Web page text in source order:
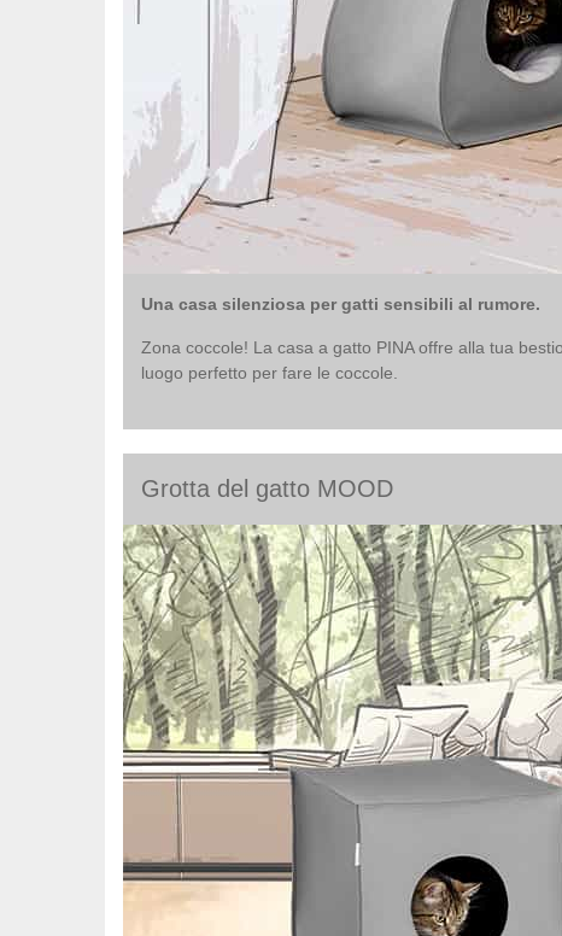
Una casa silenziosa per gatti sensibili al rumore.
Zona coccole! La casa a gatto PINA offre alla tua
luogo perfetto per fare le coccole.
Grotta del gatto MOOD